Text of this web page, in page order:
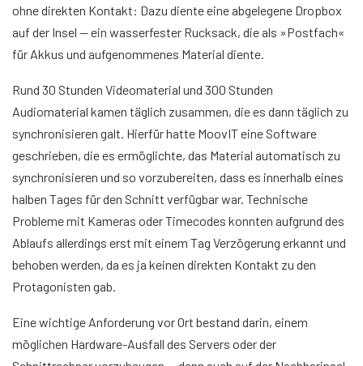
ohne direkten Kontakt: Dazu diente eine abgelegene Dropbox
auf der Insel — ein wasserfester Rucksack, die als »Postfach«
für Akkus und aufgenommenes Material diente.
Rund 30 Stunden Videomaterial und 300 Stunden
Audiomaterial kamen täglich zusammen, die es dann täglich zu
synchronisieren galt. Hierfür hatte MoovIT eine Software
geschrieben, die es ermöglichte, das Material automatisch zu
synchronisieren und so vorzubereiten, dass es innerhalb eines
halben Tages für den Schnitt verfügbar war. Technische
Probleme mit Kameras oder Timecodes konnten aufgrund des
Ablaufs allerdings erst mit einem Tag Verzögerung erkannt und
behoben werden, da es ja keinen direkten Kontakt zu den
Protagonisten gab.
Eine wichtige Anforderung vor Ort bestand darin, einem
möglichen Hardware-Ausfall des Servers oder der